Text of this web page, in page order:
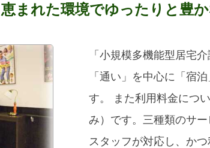
まれた環境でゆったりと豊
「小規模多機能型居宅
「通い」を中心に「宿
す。 また利用料金につ
み）です。三種類のサ
スタッフが対応し、か